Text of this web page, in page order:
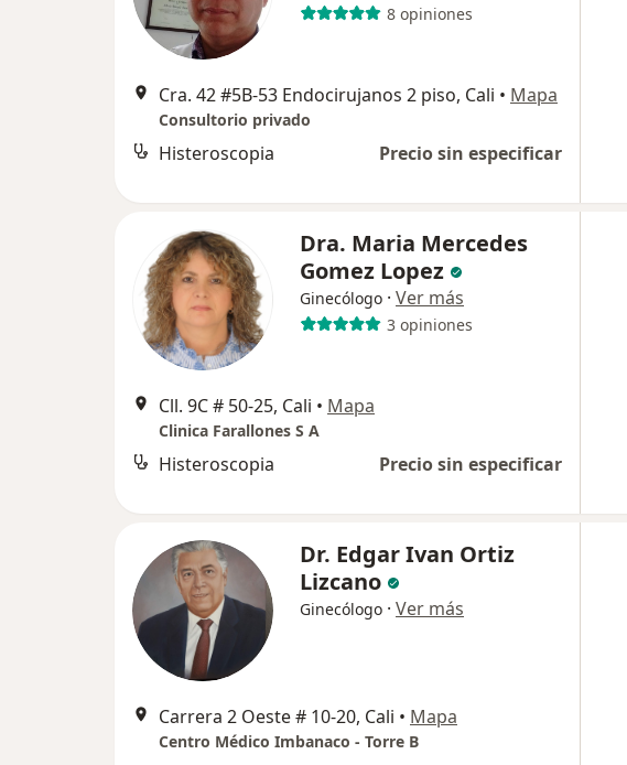
8 opiniones
Cra. 42 #5B-53 Endocirujanos 2 piso, Cali • Mapa
Consultorio privado
Histeroscopia Precio sin especificar
Dra. Maria Mercedes
Gomez Lopez
Ginecólogo · Ver más
3 opiniones
Cll. 9C # 50-25, Cali • Mapa
Clinica Farallones S A
Histeroscopia Precio sin especificar
Dr. Edgar Ivan Ortiz
Lizcano
Ginecólogo · Ver más
Carrera 2 Oeste # 10-20, Cali • Mapa
Centro Médico Imbanaco - Torre B